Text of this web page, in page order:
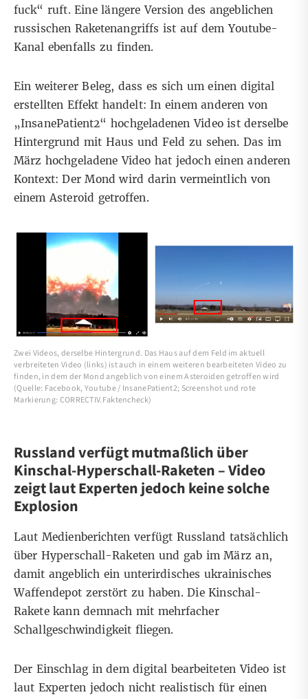
fuck“ ruft. Eine längere Version desangeblichen
russischen Raketenangriffs ist auf dem Youtube-
Kanal ebenfalls zu finden.
Ein weiterer Beleg, dass es sich um einen digital
erstellten Effekt handelt: In einem anderen von
„InsanePatient2“ hochgeladenenVideoist derselbe
Hintergrund mit Haus und Feld zu sehen. Das im
März hochgeladene Video hat jedoch einen anderen
Kontext: Der Mond wird darin vermeintlich von
einem Asteroid getroffen.
Zwei Videos, derselbe Hintergrund. Das Haus auf dem Feld im aktuell
verbreiteten Video (links) ist auch in einem weiteren bearbeiteten Video zu
finden, in dem der Mond angeblich von einem Asteroiden getroffen wird
(Quelle: Facebook, Youtube / InsanePatient2; Screenshot und rote
Markierung: CORRECTIV.Faktencheck)
Russland verfügt mutmaßlich über
Kinschal-Hyperschall-Raketen – Video
zeigt laut Experten jedoch keine solche
Explosion
Laut Medienberichten verfügt Russland tatsächlich
über Hyperschall-Raketen und gab im März an,
damit angeblich ein unterirdisches ukrainisches
Waffendepot zerstört zu haben. DieKinschal-
Raketekann demnach mit mehrfacher
Schallgeschwindigkeit fliegen.
Der Einschlag in dem digital bearbeiteten Video ist
laut Experten jedoch nicht realistisch für einen